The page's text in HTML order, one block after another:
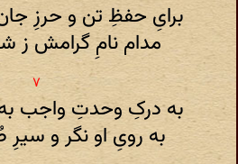
برایِ حفظِ تن و حرزِ
مدام نامِ گرامش ز
به درکِ وحدتِ واجب
به رویِ او نگر و